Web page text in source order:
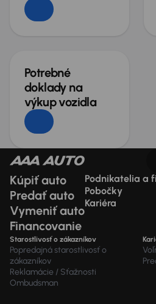
Potrebné
doklady na
výkup vozidla
Kúpiť auto
Predať auto
Vymeniť auto
Financovanie
Podnikatelia a
Pobočky
Kariéra
Starostlivosť o zákazníkov
Popredajná starostlivosť o
zákazníkov
Reklamácie / Sťažnosti
Ombudsman